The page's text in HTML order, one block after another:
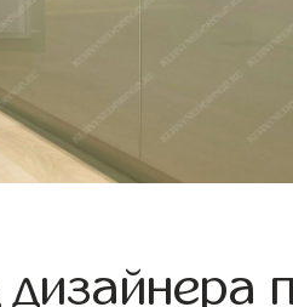
дизайнера